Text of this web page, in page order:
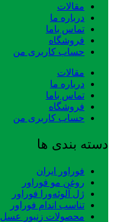
مقالات
درباره ما
تماس باما
فروشگاه
حساب کاربری من
مقالات
درباره ما
تماس باما
فروشگاه
حساب کاربری من
دسته بندی ها
فوراور ایران
روغن مو فوراور
ژل آلوئه‌ورا فوراور
تناسب اندام فوراور
محصولات زنبور عسل